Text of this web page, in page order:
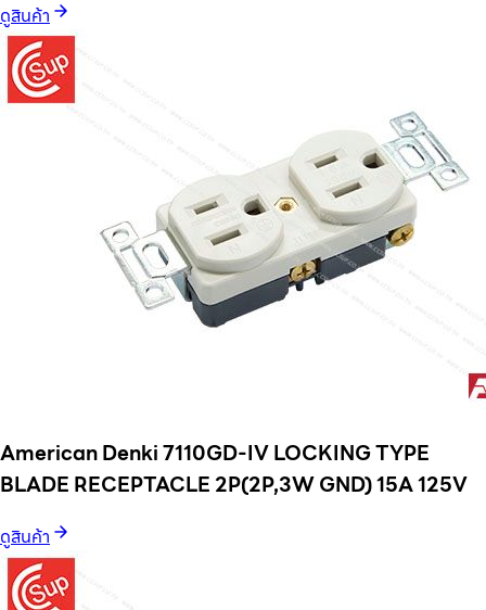
ดูสินค้า
American Denki 7110GD-IV LOCKING TYPE
BLADE RECEPTACLE 2P(2P,3W GND) 15A 125V
ดูสินค้า